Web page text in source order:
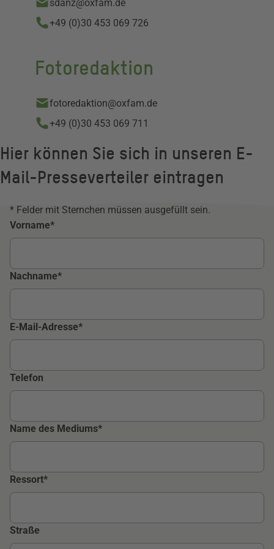
sdanz@oxfam.de
+49 (0)30 453 069 726
Fotoredaktion
fotoredaktion@oxfam.de
+49 (0)30 453 069 711
Hier können Sie sich in unseren E-
Mail-Presseverteiler eintragen
* Felder mit Sternchen müssen ausgefüllt sein.
Vorname
Nachname
E-Mail-Adresse
Telefon
Name des Mediums
Ressort
Adresse
Straße